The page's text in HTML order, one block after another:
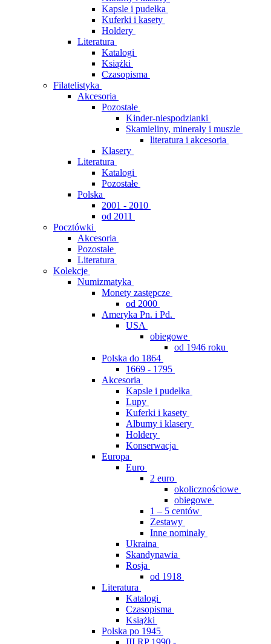
Kapsle i pudełka
Kuferki i kasety
Holdery
Literatura
Katalogi
Książki
Czasopisma
Filatelistyka
Akcesoria
Pozostałe
Kinder-niespodzianki
Skamieliny, minerały i muszle
literatura i akcesoria
Klasery
Literatura
Katalogi
Pozostałe
Polska
2001 - 2010
od 2011
Pocztówki
Akcesoria
Pozostałe
Literatura
Kolekcje
Numizmatyka
Monety zastępcze
od 2000
Ameryka Pn. i Pd.
USA
obiegowe
od 1946 roku
Polska do 1864
1669 - 1795
Akcesoria
Kapsle i pudełka
Lupy
Kuferki i kasety
Albumy i klasery
Holdery
Konserwacja
Europa
Euro
2 euro
okolicznościowe
obiegowe
1 – 5 centów
Zestawy
Inne nominały
Ukraina
Skandynawia
Rosja
od 1918
Literatura
Katalogi
Czasopisma
Książki
Polska po 1945
III RP 1990 -